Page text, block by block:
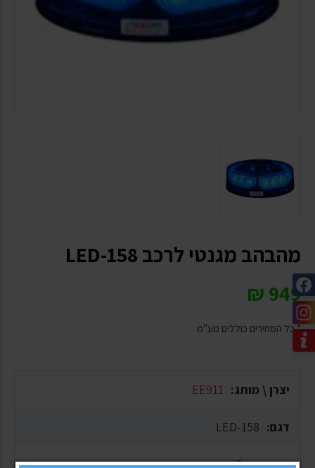
מהבהב מגנטי לרכב LED-158
949
₪
* כל המחירים כוללים מע"מ
יצרן \ מותג: EE911
דגם: LED-158
אחריות: 3 שנים